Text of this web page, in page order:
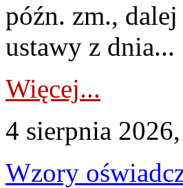
późn. zm.,
ustawy z dnia...
Więcej...
4 sierpnia
Wzory